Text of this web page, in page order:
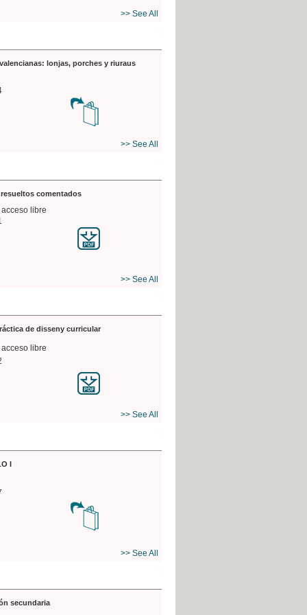
>> See All
lonjas, porches y riuraus
>> See All
comentados
libre
>> See All
de disseny curricular
libre
>> See All
I
>> See All
secundaria